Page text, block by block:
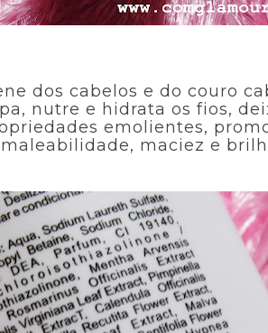
dos cabelos e do couro
nutre e hidrata os fios,
emolientes,
maciez e